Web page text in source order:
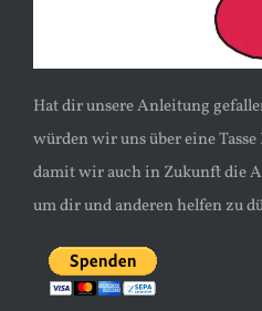
Hat dir unsere Anleitung
würden wir uns über eine Tasse
damit wir auch in Zukunft die
um dir und anderen helfen zu